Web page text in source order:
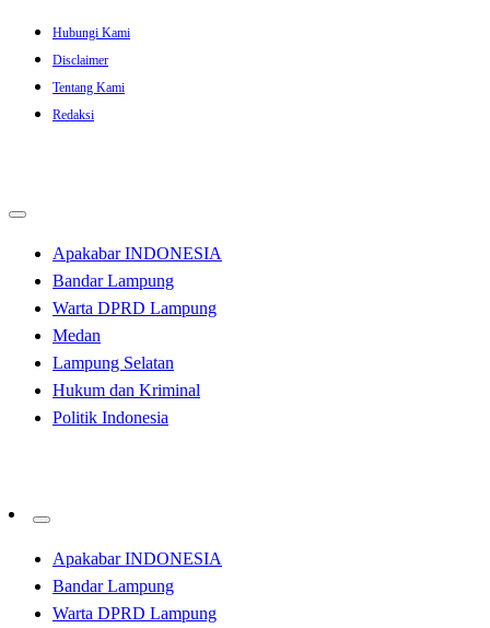
Skip
content
Hubungi Kami
Disclaimer
Tentang Kami
Redaksi
Apakabar INDONESIA
Bandar Lampung
Warta DPRD Lampung
Medan
Lampung Selatan
Hukum dan Kriminal
Politik Indonesia
Apakabar INDONESIA
Bandar Lampung
Warta DPRD Lampung